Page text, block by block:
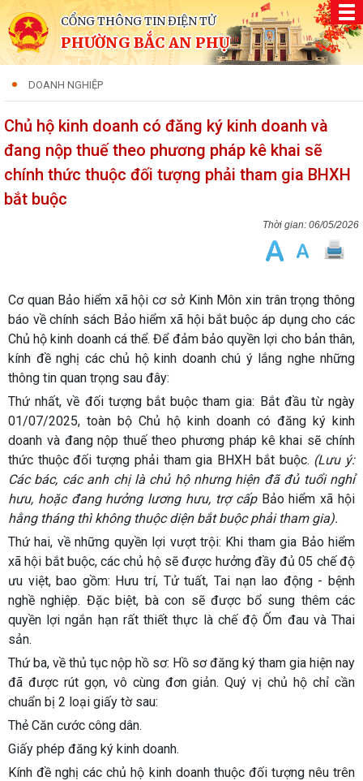
CỔNG THÔNG TIN ĐIỆN TỬ
PHƯỜNG BẮC AN PHỤ
DOANH NGHIỆP
Chủ hộ kinh doanh có đăng ký kinh doanh và
đang nộp thuế theo phương pháp kê khai sẽ
chính thức thuộc đối tượng phải tham gia BHXH
bắt buộc
06/05/2026
Cơ quan Bảo hiểm xã hội cơ sở Kinh Môn xin trân trọng thông
báo về chính sách Bảo hiểm xã hội bắt buộc áp dụng cho các
Chủ hộ kinh doanh cá thể. Để đảm bảo quyền lợi cho bản thân,
kính đề nghị các chủ hộ kinh doanh chú ý lắng nghe những
thông tin quan trọng sau đây:
Thứ nhất, về đối tượng bắt buộc tham gia: Bắt đầu từ ngày
01/07/2025, toàn bộ Chủ hộ kinh doanh có đăng ký kinh
doanh và đang nộp thuế theo phương pháp kê khai sẽ chính
thức thuộc đối tượng phải tham gia BHXH bắt buộc. (Lưu ý:
Các bác, các anh chị là chủ hộ nhưng hiện đã đủ tuổi nghỉ
hưu, hoặc đang hưởng lương hưu, trợ cấp Bảo hiểm xã hội
hằng tháng thì không thuộc diện bắt buộc phải tham gia).
Thứ hai, về những quyền lợi vượt trội: Khi tham gia Bảo hiểm
xã hội bắt buộc, các chủ hộ sẽ được hưởng đầy đủ05 chế độ
ưu việt, bao gồm: Hưu trí, Tử tuất, Tai nạn lao động - bệnh
nghề nghiệp. Đặc biệt, bà con sẽ được bổ sung thêm các
quyền lợi ngắn hạn rất thiết thực là chế độ Ốm đau và Thai
sản.
Thứ ba, về thủ tục nộp hồ sơ: Hồ sơ đăng ký tham gia hiện nay
đã được rút gọn, vô cùng đơn giản. Quý vị chủ hộ chỉ cần
chuẩn bị 2 loại giấy tờ sau:
Thẻ Căn cước công dân.
Giấy phép đăng ký kinh doanh.
Kính đề nghị các chủ hộ kinh doanh thuộc đối tượng nêu trên